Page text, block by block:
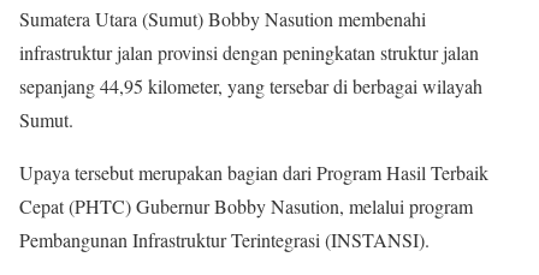
Sumatera Utara (Sumut) Bobby Nasution membenahi
infrastruktur jalan provinsi dengan peningkatan struktur jalan
sepanjang 44,95 kilometer, yang tersebar di berbagai wilayah
Sumut.
Upaya tersebut merupakan bagian dari Program Hasil Terbaik
Cepat (PHTC) Gubernur Bobby Nasution, melalui program
Pembangunan Infrastruktur Terintegrasi (INSTANSI).